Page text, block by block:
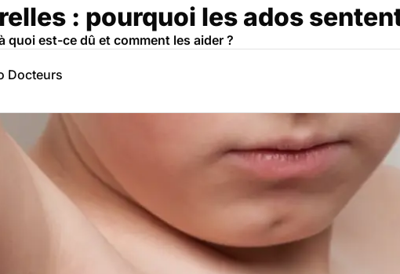
: pourquoi les ados
quoi est-ce dû et comment les aider ?
Docteurs